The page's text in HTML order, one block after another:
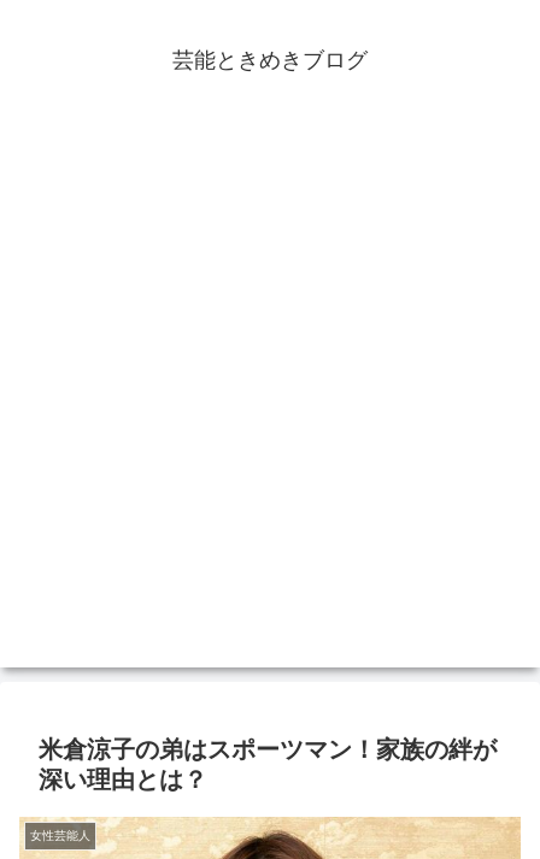
芸能ときめきブログ
米倉涼子の弟はスポーツマン！家族の絆が
深い理由とは？
女性芸能人